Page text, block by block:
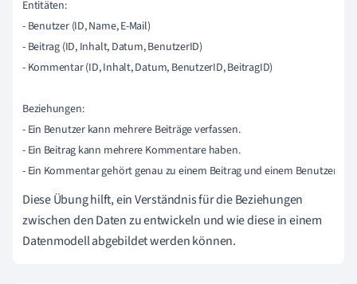
Entitäten:
- Benutzer (ID, Name, E-Mail)
- Beitrag (ID, Inhalt, Datum, BenutzerID)
- Kommentar (ID, Inhalt, Datum, BenutzerID, BeitragID)
Beziehungen:
- Ein Benutzer kann mehrere Beiträge verfassen.
- Ein Beitrag kann mehrere Kommentare haben.
- Ein Kommentar gehört genau zu einem Beitrag und einem Benutzer.
Diese Übung hilft, ein Verständnis für die Beziehungen
zwischen den Daten zu entwickeln und wie diese in einem
Datenmodell abgebildet werden können.